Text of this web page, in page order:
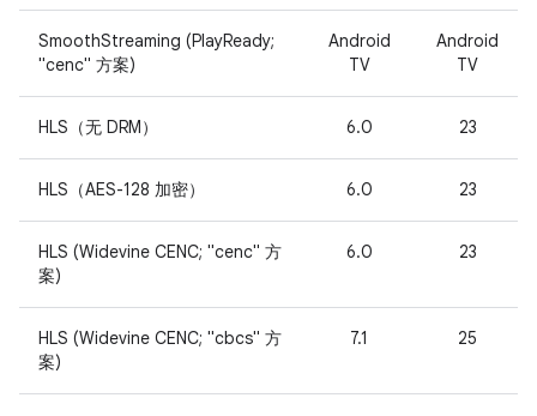
SmoothStreaming (PlayReady;
"cenc" 方案)
Android
TV
Android
TV
HLS（无 DRM） 6.0 23
HLS（AES-128 加密） 6.0 23
HLS (Widevine CENC; "cenc" 方
案)
6.0 23
HLS (Widevine CENC; "cbcs" 方
案)
7.1 25